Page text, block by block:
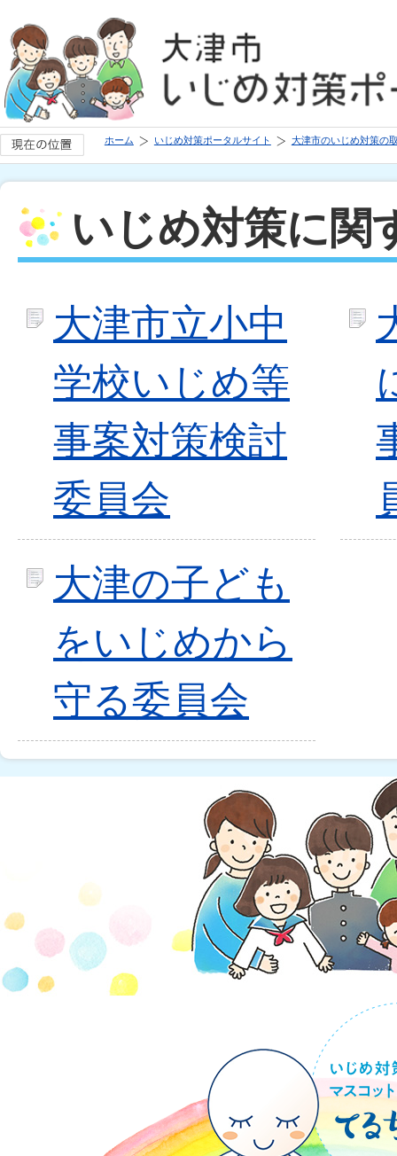
ホーム いじめ対策ポータルサイト 大津市のいじめ対策の
いじめ対策に関
大津市立小中
学校いじめ等
事案対策検討
委員会
大津の子ども
をいじめから
守る委員会